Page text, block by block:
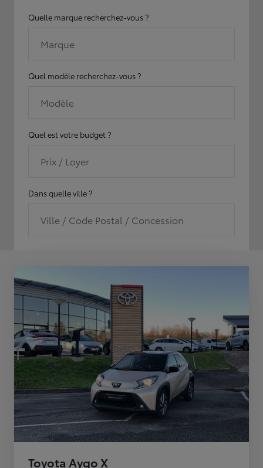
Quelle marque recherchez-vous ?
Marque
Quel modèle recherchez-vous ?
Modèle
Quel est votre budget ?
Prix / Loyer
Dans quelle ville ?
Ville / Code Postal / Concession
Toyota Aygo X